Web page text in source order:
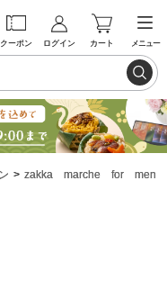
クーポン ログイン カート メニュー
zakka marche for men